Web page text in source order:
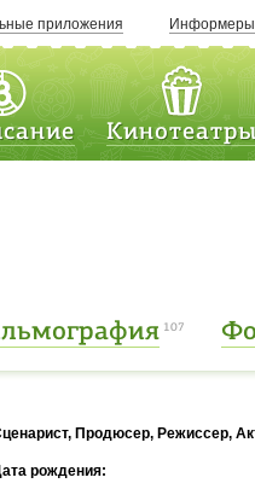
приложения Информеры
107
Продюсер, Режиссер,
рождения: